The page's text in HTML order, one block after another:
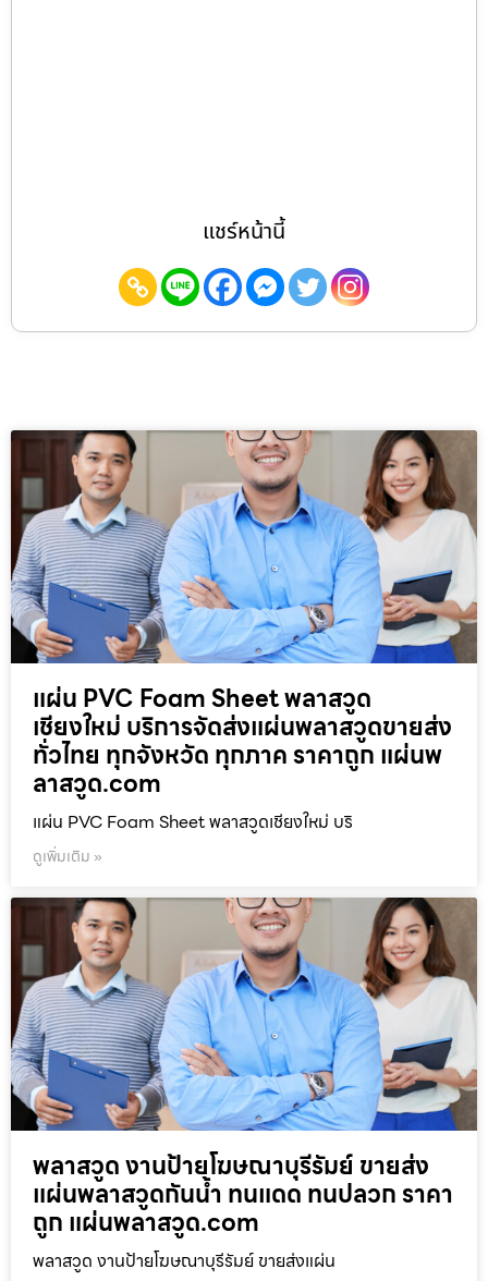
แชร์หน้านี้
แผ่น PVC Foam Sheet พลาสวูด
เชียงใหม่ บริการจัดส่งแผ่นพลาสวูดขายส่ง
ทั่วไทย ทุกจังหวัด ทุกภาค ราคาถูก แผ่นพ
ลาสวูด.com
แผ่น PVC Foam Sheet พลาสวูดเชียงใหม่ บริ
ดูเพิ่มเติม »
พลาสวูด งานป้ายโฆษณาบุรีรัมย์ ขายส่ง
แผ่นพลาสวูดกันน้ำ ทนแดด ทนปลวก ราคา
ถูก แผ่นพลาสวูด.com
พลาสวูด งานป้ายโฆษณาบุรีรัมย์ ขายส่งแผ่น